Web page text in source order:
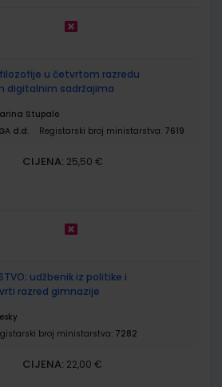
filozofije u četvrtom razredu
digitalnim sadržajima
Stupalo
d.d. Registarski broj ministarstva: 7619
CIJENA: 25,50 €
udžbenik iz politike i
razred gimnazije
broj ministarstva: 7282
CIJENA: 22,00 €